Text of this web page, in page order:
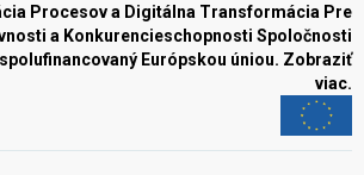
Procesov a Digitálna Transformácia Pre
a Konkurencieschopnosti Spoločnosti
Európskou úniou. Zobraziť
viac.